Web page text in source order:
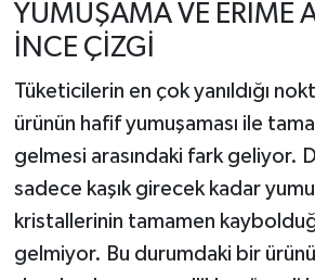
YUMUŞAMA VE ERİME
İNCE ÇİZGİ
Tüketicilerin en çok yanıldığı
ürünün hafif yumuşaması ile
gelmesi arasındaki fark geliyor.
sadece kaşık girecek kadar
kristallerinin tamamen
gelmiyor. Bu durumdaki bir